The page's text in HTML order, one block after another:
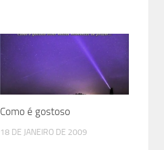
Como é gostoso
18 DE JANEIRO DE 2009